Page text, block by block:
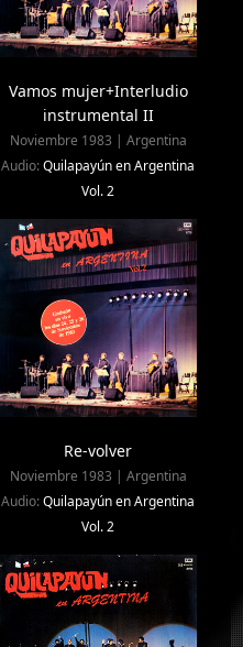
Vamos mujer+Interludio
instrumental II
Noviembre 1983 | Argentina
Audio:Quilapayún en Argentina
Vol. 2
Re-volver
Noviembre 1983 | Argentina
Audio:Quilapayún en Argentina
Vol. 2